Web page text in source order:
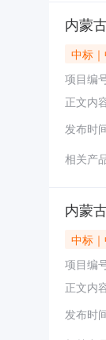
内蒙
中标
项目编
正文内
发布时
相关产
内蒙
中标
项目编
正文内
发布时